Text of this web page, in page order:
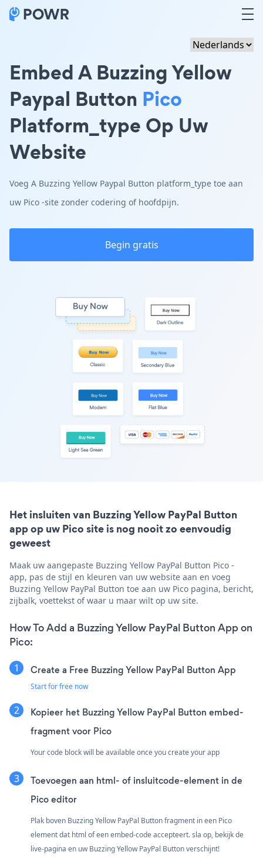
Embed A Buzzing Yellow
Paypal Button Pico
Platform_type Op Uw
Website
Voeg A Buzzing Yellow Paypal Button platform_type toe aan
uw Pico -site zonder codering of hoofdpijn.
Begin gratis
Het insluiten van Buzzing Yellow PayPal Button
app op uw Pico site is nog nooit zo eenvoudig
geweest
Maak uw aangepaste Buzzing Yellow PayPal Button Pico -
app, pas de stijl en kleuren van uw website aan en voeg
Buzzing Yellow PayPal Button toe aan uw Pico pagina, bericht,
zijbalk, voettekst of waar u maar wilt op uw site.
How To Add a Buzzing Yellow PayPal Button App on
Pico:
Create a Free Buzzing Yellow PayPal Button App
Start for free now
Kopieer het Buzzing Yellow PayPal Button embed-
fragment voor Pico
Your code block will be available once you create your app
Toevoegen aan html- of insluitcode-element in de
Pico editor
Plak boven Buzzing Yellow PayPal Button fragment in een Pico
element dat html of een embed-code accepteert. sla op, bekijk de
live-pagina en uw Buzzing Yellow PayPal Button verschijnt!